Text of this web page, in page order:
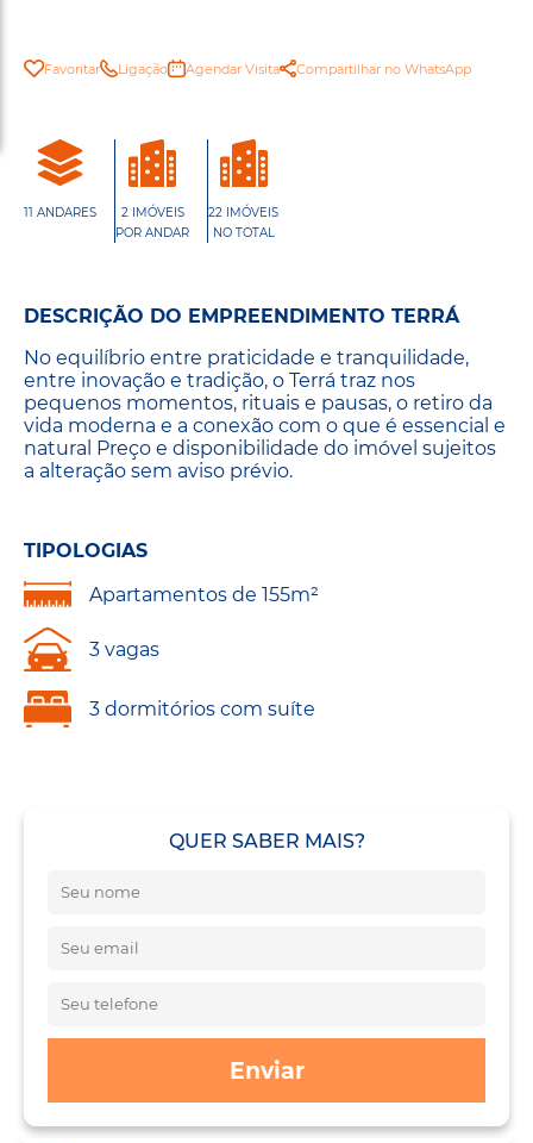
Favoritar Ligação Agendar Visita Compartilhar no WhatsApp
11 ANDARES
2 IMÓVEIS
POR ANDAR
22 IMÓVEIS
NO TOTAL
DESCRIÇÃO DO EMPREENDIMENTO TERRÁ
No equilíbrio entre praticidade e tranquilidade,
entre inovação e tradição, o Terrá traz nos
pequenos momentos, rituais e pausas, o retiro da
vida moderna e a conexão com o que é essencial e
natural Preço e disponibilidade do imóvel sujeitos
a alteração sem aviso prévio.
TIPOLOGIAS
Apartamentos de 155m²
3 vagas
3 dormitórios com suíte
QUER SABER MAIS?
Enviar